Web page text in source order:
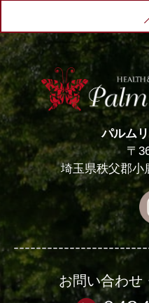
PAGE TOP
パルム
〒
埼玉県秩父郡小
お問い合わせ